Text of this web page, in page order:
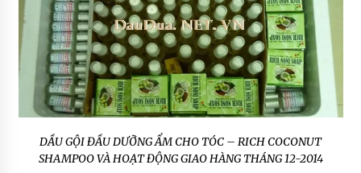
DẦU GỘI ĐẦU DƯỠNG ẨM CHO TÓC – RICH COCONUT
SHAMPOO VÀ HOẠT ĐỘNG GIAO HÀNG THÁNG 12-2014